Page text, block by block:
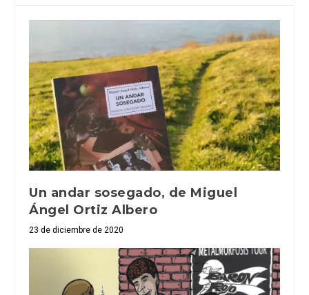
Un andar sosegado, de Miguel
Ángel Ortiz Albero
23 de diciembre de 2020